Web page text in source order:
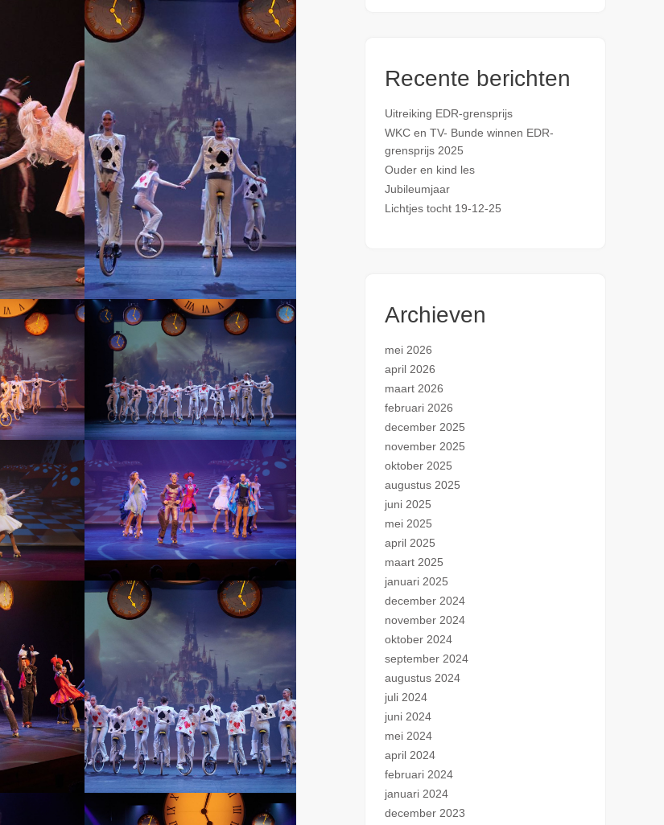
Recente berichten
Uitreiking EDR-grensprijs
WKC en TV- Bunde winnen EDR-
grensprijs 2025
Ouder en kind les
Jubileumjaar
Lichtjes tocht 19-12-25
Archieven
mei 2026
april 2026
maart 2026
februari 2026
december 2025
november 2025
oktober 2025
augustus 2025
juni 2025
mei 2025
april 2025
maart 2025
januari 2025
december 2024
november 2024
oktober 2024
september 2024
augustus 2024
juli 2024
juni 2024
mei 2024
april 2024
februari 2024
januari 2024
december 2023